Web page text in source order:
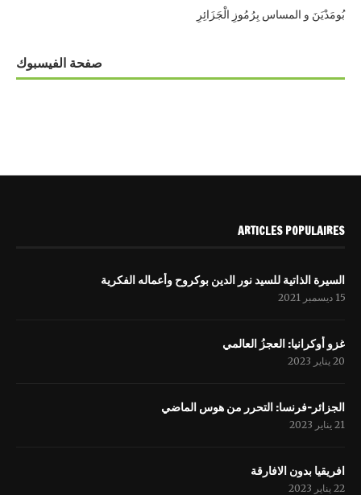
بُومَدْيَنَ و المساس بِرُمُوزِ الْجَزَائِرِ
صفحة الفيسبوك
ARTICLES POPULAIRES
السيرة الذاتية للسيد نور الدين بوكروح وأعماله الفكرية
15 ديسمبر 2021
غزو أوكرانيا: العجزُ العالمي
20 يناير 2023
الجزائر-فرنسا: التحرر من هوس الماضي
21 يناير 2023
افریقيا بدون الافارقة
22 يناير 2023